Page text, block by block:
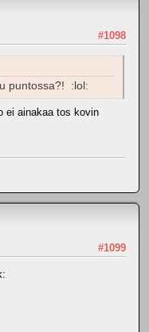
#1098
puntossa?! :lol:
ei ainakaa tos kovin
#1099